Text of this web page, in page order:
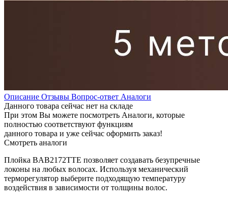
Описание Отзывы Вопрос-ответ Аналоги
Данного товара сейчас нет на складе
При этом Вы можете посмотреть Аналоги, которые
полностью соответствуют функциям
данного товара и уже сейчас оформить заказ!
Смотреть аналоги
Плойка BAB2172TTE позволяет создавать безупречные
локоны на любых волосах. Используя механический
терморегулятор выберите подходящую температуру
воздействия в зависимости от толщины волос.